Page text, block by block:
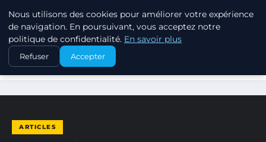
MARKETING STRATEGIQUE
ACCUEIL STRATÉGIE ET DÉVELOPPEMENT
ARTICLES
Nous utilisons des cookies pour améliorer votre expérience
de navigation. En poursuivant, vous acceptez notre
politique de confidentialité. En savoir plus
Refuser Accepter